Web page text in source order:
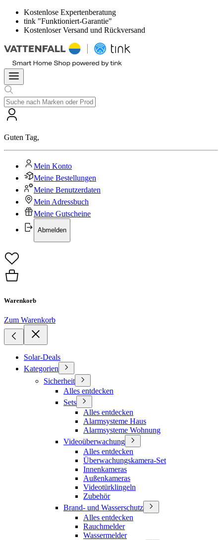
Kostenlose Expertenberatung
tink "Funktioniert-Garantie"
Kostenloser Versand und Rückversand
Guten Tag,
Mein Konto
Meine Bestellungen
Meine Benutzerdaten
Mein Adressbuch
Meine Gutscheine
Abmelden
Warenkorb
Zum Warenkorb
Solar-Deals
Kategorien
Sicherheit
Alles entdecken
Sets
Alles entdecken
Alarmsysteme Haus
Alarmsysteme Wohnung
Videoüberwachung
Alles entdecken
Überwachungskamera-Set
Innenkameras
Außenkameras
Videotürklingeln
Zubehör
Brand- und Wasserschutz
Alles entdecken
Rauchmelder
Wassermelder